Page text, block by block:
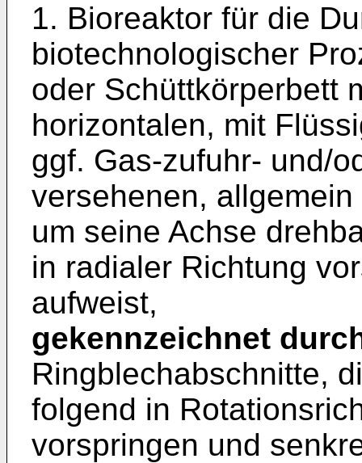
1. Bioreaktor für die
biotechnologischer
oder Schüttkörperbett
horizontalen, mit
ggf. Gas-zufuhr- und/
versehenen,
um seine Achse
in radialer Richtung
aufweist,
gekennzeichnet
Ringblechabschnitte,
folgend in
vorspringen und